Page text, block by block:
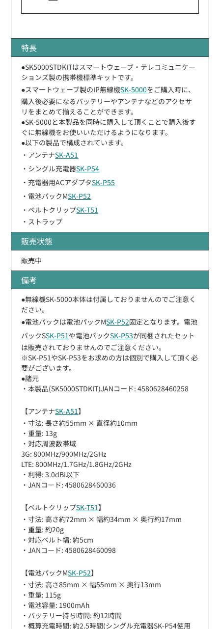
特長
●SK5000STDKITはスマートウェーブ・テレコミュニケー
ションズ製の携帯機標準キットです。
●スマートウェーブ製のIP無線機SK-5000をご購入時に、
購入後必要になるバッテリーやアンテナなどのアクセサ
リをまとめて揃えることができます。
●SK-5000と本製品を同時に購入して頂くことで購入後す
ぐに無線機をお使いいただけるようになります。
●以下の製品で構成されています。
・アンテナSK-A51
・シングル充電器SK-P54
・充電器用ACアダプタSK-P55
・電池パックMSK-P52
・ベルトクリップSK-T51
・ストラップ
販売状態
販売中
備考
●無線機SK-5000本体は付属しておりませんのでご注意く
ださい。
●電池パックは電池パックMSK-P52固定となります。電池
パックSSK-P51 や電池パックSK-P53が同梱されたセット
は販売されておりませんのでご注意ください。
※SK-P51やSK-P53をお求めの方は個別で購入して頂く必
要がございます。
●諸元
・本製品(SK5000STDKIT)JANコード: 4580628460258
【アンテナSK-A51】
・寸法: 長さ約55mm × 直径約10mm
・重量: 13g
・対応周波数帯域
3G: 800MHz/900MHz/2GHz
LTE: 800MHz/1.7GHz/1.8GHz/2GHz
・利得: 3.0dBi以下
・JANコード: 4580628460036
【ベルトクリップSK-T51】
・寸法: 高さ約72mm × 幅約34mm × 奥行約17mm
・重量: 約20g
・対応ベルト幅: 約5cm
・JANコード: 4580628460098
【電池パックMSK-P52】
・寸法: 高さ85mm × 幅55mm × 奥行13mm
・重量: 115g
・電池容量: 1900mAh
・バッテリー持ち時間: 約12時間
・概算充電時間: 約2.5時間(シングル充電器SK-P54使用